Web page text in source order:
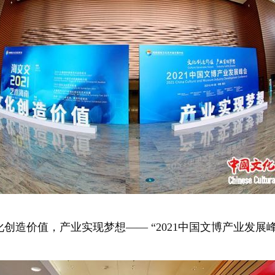
创造价值，产业实现梦想—— “2021中国文博产业发展